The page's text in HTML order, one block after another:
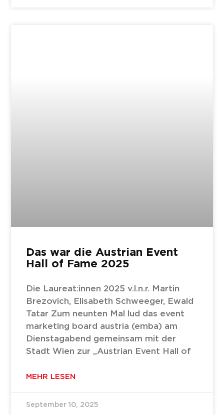
Das war die Austrian Event
Hall of Fame 2025
Die Laureat:innen 2025 v.l.n.r. Martin
Brezovich, Elisabeth Schweeger, Ewald
Tatar Zum neunten Mal lud das event
marketing board austria (emba) am
Dienstagabend gemeinsam mit der
Stadt Wien zur „Austrian Event Hall of
MEHR LESEN
September 10, 2025